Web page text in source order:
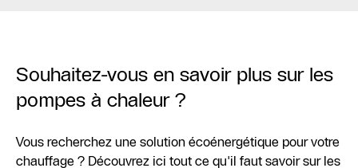
Souhaitez-vous en savoir plus sur les
pompes à chaleur ?
Vous recherchez une solution écoénergétique pour votre
chauffage ? Découvrez ici tout ce qu'il faut savoir sur les